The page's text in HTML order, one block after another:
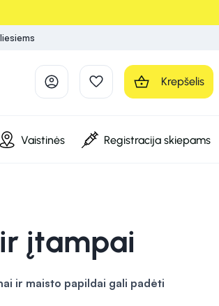
Krepšelis
Vaistinės Registracija skiepams
įtampai
ir maisto papildai gali padėti